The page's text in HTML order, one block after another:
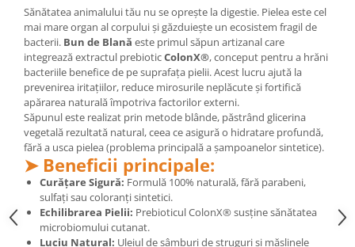
Mary & May
COSRX
BIODANCE
OOTD
Cettua
Haruharu Wonder
Medicube
ARIUL
Dr. Althea
DELLA BORN
Seleniu
Seminte de in
Silimarina
Spirulina
Ulei de cocos
Ulei de peste
Ulei MCT
Vitamina A
Vitamina B
Sănătatea animalului tău nu se oprește la digestie. Pielea este cel
mai mare organ al corpului și găzduiește un ecosistem fragil de
bacterii. Bun de Blană este primul săpun artizanal care
integrează extractul prebioticColonX®, conceput pentru a hrăni
bacteriile benefice de pe suprafața pielii. Acest lucru ajută la
prevenirea iritațiilor, reduce mirosurile neplăcute și fortifică
apărarea naturală împotriva factorilor externi.
Săpunul este realizat prin metode blânde, păstrând glicerina
vegetală rezultată natural, ceea ce asigură o hidratare profundă,
fără a usca pielea (problema principală a șampoanelor sintetice).
➤ Beneficii principale:
Curățare Sigură: Formulă 100% naturală, fără parabeni,
sulfați sau coloranți sintetici.
Echilibrarea Pielii: Prebioticul ColonX® susține sănătatea
microbiomului cutanat.
Luciu Natural: Uleiul de sâmburi de struguri și măslinele